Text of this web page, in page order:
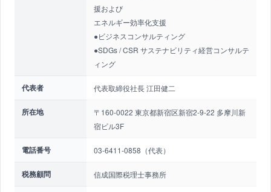
援および
エネルギー効率化支援
●ビジネスコンサルティング
●SDGs / CSR サステナビリティ経営コンサルテ
ィング
代表者 代表取締役社長 江田健二
所在地
〒160-0022 東京都新宿区新宿2-9-22 多摩川新
宿ビル3F
電話番号 03-6411-0858（代表）
税務顧問 信成国際税理士事務所